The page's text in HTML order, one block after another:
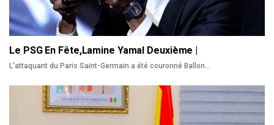
Le PSG En Fête,Lamine Yamal Deuxième |
L’attaquant du Paris Saint-Germain a été couronné Ballon…